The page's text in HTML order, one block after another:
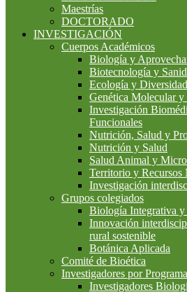
Maestrías
DOCTORADO
INVESTIGACIÓN
Cuerpos Académicos
Biología y
Biotecnología y
Ecología y
Genética Molecular
Investigación
Funcionales
Nutrición, Salud y
Nutrición y Salud
Salud Animal y
Territorio y Recursos
Investigación
Grupos colegiados
Biología Integrativa
Innovación
rural sostenible
Botánica Aplicada
Comité de Bioética
Investigadores por Programa
Investigadores